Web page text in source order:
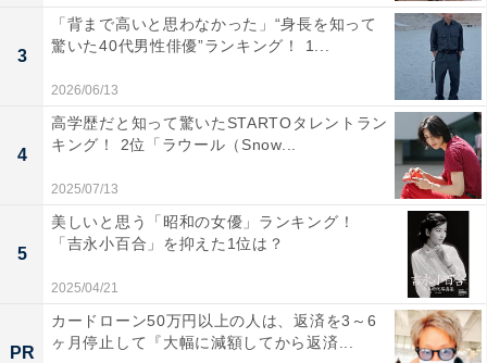
3
「背まで高いと思わなかった」“身長を知って
驚いた40代男性俳優”ランキング！ 1...
2026/06/13
4
高学歴だと知って驚いたSTARTOタレントラン
キング！ 2位「ラウール（Snow...
2025/07/13
5
美しいと思う「昭和の女優」ランキング！
「吉永小百合」を抑えた1位は？
2025/04/21
PR
カードローン50万円以上の人は、返済を3～6
ヶ月停止して『大幅に減額してから返済...